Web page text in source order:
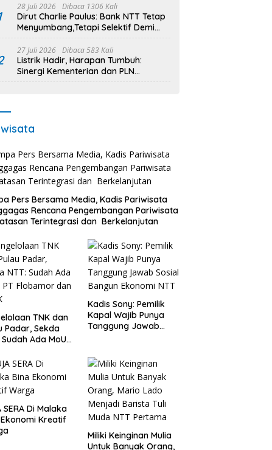
28 Juli 2026 Dibaca 1306 Kali
Dirut Charlie Paulus: Bank NTT Tetap
Menyumbang,Tetapi Selektif Demi
Kepentingan Masyarakat
27 Juli 2026 Dibaca 583 Kali
Listrik Hadir, Harapan Tumbuh:
Sinergi Kementerian dan PLN
Percepat Pembangunan Infrastruktur
Pers Bersama Media, Kadis Pariwisata
Rencana Pengembangan Pariwisata
Terintegrasi dan Berkelanjutan
TNK dan
Padar, Sekda
Sudah Ada MoU
Kadis Sony: Pemilik
Kapal Wajib Punya
Tanggung Jawab
SERA Di Malaka
Kreatif
Miliki Keinginan Mulia
Untuk Banyak Orang,